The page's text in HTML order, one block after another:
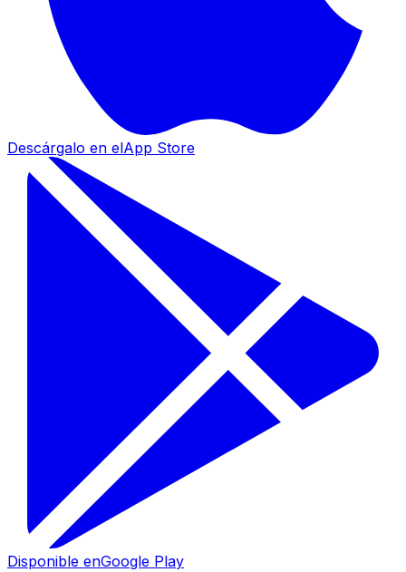
Descárgalo en elApp Store
Disponible enGoogle Play